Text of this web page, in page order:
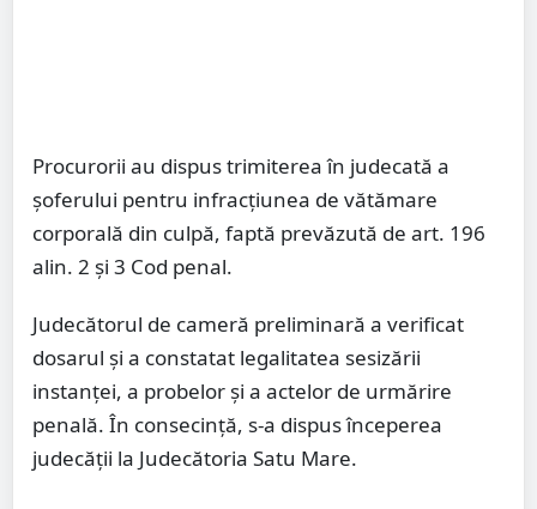
Procurorii au dispus trimiterea în judecată a
șoferului pentru infracțiunea de vătămare
corporală din culpă, faptă prevăzută de art. 196
alin. 2 și 3 Cod penal.
Judecătorul de cameră preliminară a verificat
dosarul și a constatat legalitatea sesizării
instanței, a probelor și a actelor de urmărire
penală. În consecință, s-a dispus începerea
judecății la Judecătoria Satu Mare.